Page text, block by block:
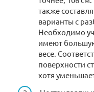
также
варианты с
Необходимо
имеют
весе.
поверхности
хотя